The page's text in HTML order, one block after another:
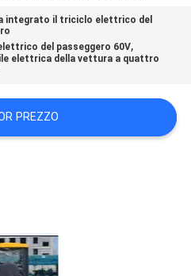
integrato il triciclo elettrico del
del passeggero 60V,
elettrica della vettura a quattro
PREZZO